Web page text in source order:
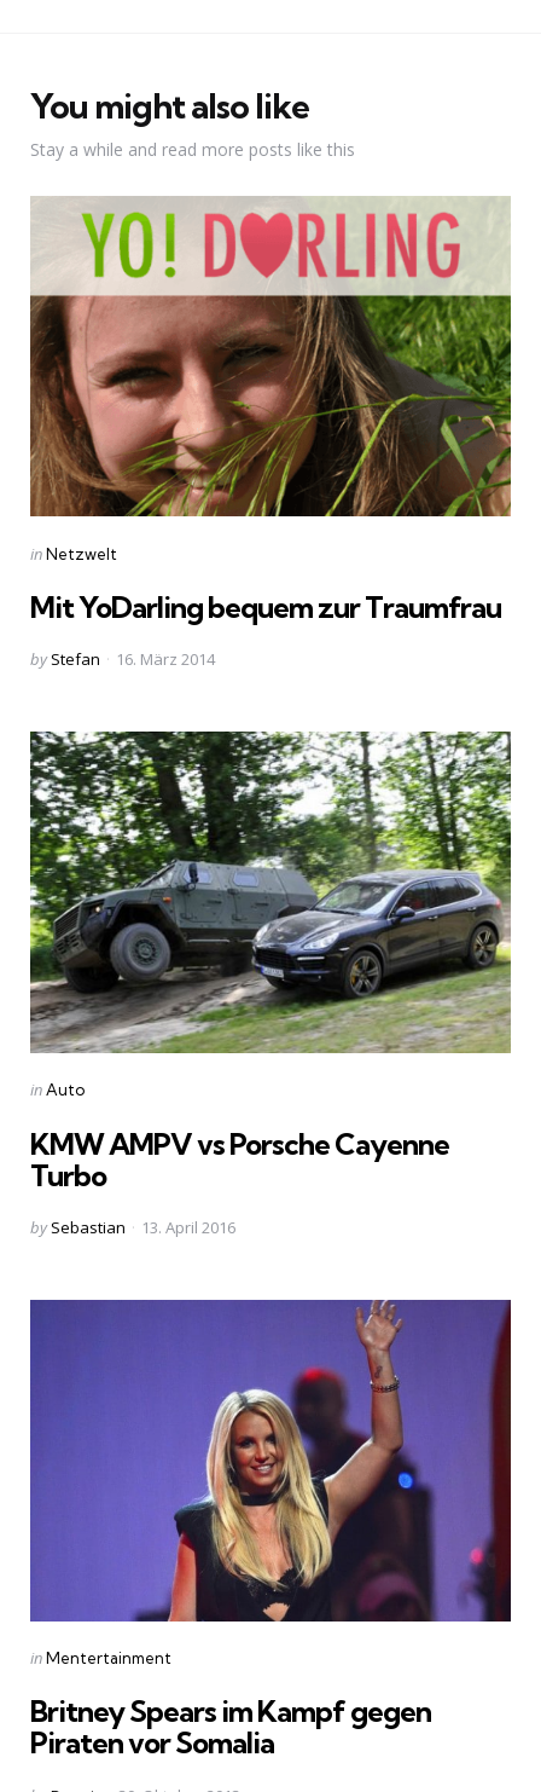
You might also like
Stay a while and read more posts like this
Categories
Posted
inNetzwelt
Mit YoDarling bequem zur Traumfrau
Posted
by Stefan 16. März 2014
Categories
Posted
inAuto
KMW AMPV vs Porsche Cayenne
Turbo
Posted
by Sebastian 13. April 2016
Categories
Posted
inMentertainment
Britney Spears im Kampf gegen
Piraten vor Somalia